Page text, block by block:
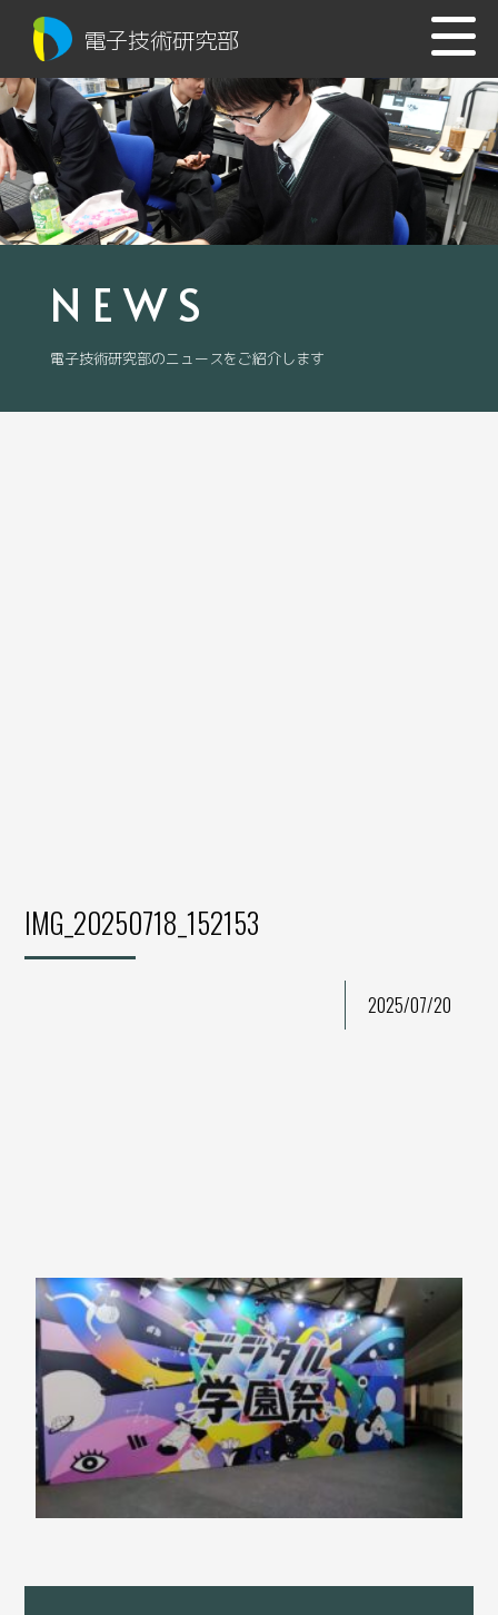
電子技術研究部
NEWS
電子技術研究部のニュースをご紹介します
IMG_20250718_152153
2025/07/20